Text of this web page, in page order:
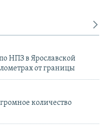
НПЗ в Ярославской
от границы
количество